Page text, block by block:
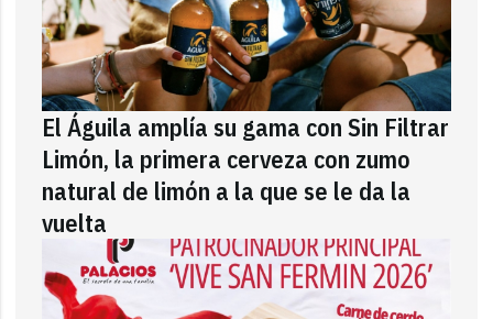
El Águila amplía su gama con Sin Filtrar
Limón, la primera cerveza con zumo
natural de limón a la que se le da la
vuelta